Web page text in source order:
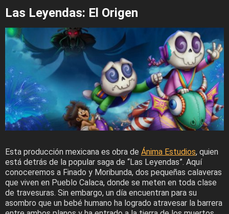
Las Leyendas: El Origen
Esta producción mexicana es obra de Ánima Estudios, quien
está detrás de la popular saga de “Las Leyendas”. Aquí
conoceremos a Finado y Moribunda, dos pequeñas calaveras
que viven en Pueblo Calaca, donde se meten en toda clase
de travesuras. Sin embargo, un día encuentran para su
asombro que un bebé humano ha logrado atravesar la barrera